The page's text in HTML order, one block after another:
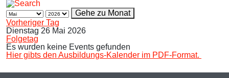
Gehe zu Monat
Vorheriger Tag
Dienstag 26 Mai 2026
Folgetag
Es wurden keine Events gefunden
Hier gibts den Ausbildungs-Kalender im PDF-Format.